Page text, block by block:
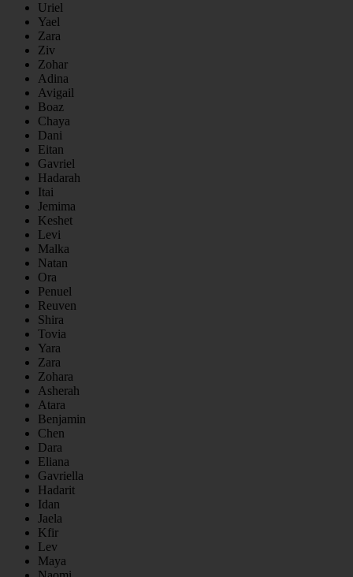
Uriel
Yael
Zara
Ziv
Zohar
Adina
Avigail
Boaz
Chaya
Dani
Eitan
Gavriel
Hadarah
Itai
Jemima
Keshet
Levi
Malka
Natan
Ora
Penuel
Reuven
Shira
Tovia
Yara
Zara
Zohara
Asherah
Atara
Benjamin
Chen
Dara
Eliana
Gavriella
Hadarit
Idan
Jaela
Kfir
Lev
Maya